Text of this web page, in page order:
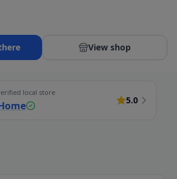
View shop
local store
5.0